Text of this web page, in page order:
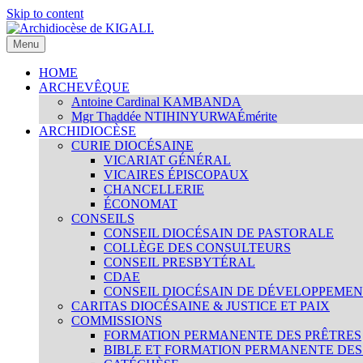
Skip to content
Archidiocèse de KIGALI.
Site internet officiel de l'Archidiocèse Catholique de KIGALI /
Menu
HOME
ARCHEVÊQUE
Antoine Cardinal KAMBANDA
Mgr Thaddée NTIHINYURWAÉmérite
ARCHIDIOCÈSE
CURIE DIOCÉSAINE
VICARIAT GÉNÉRAL
VICAIRES ÉPISCOPAUX
CHANCELLERIE
ÉCONOMAT
CONSEILS
CONSEIL DIOCÉSAIN DE PASTORALE
COLLÈGE DES CONSULTEURS
CONSEIL PRESBYTÉRAL
CDAE
CONSEIL DIOCÉSAIN DE
CARITAS DIOCÉSAINE & JUSTICE ET PAIX
COMMISSIONS
FORMATION PERMANENTE DES PRÊTRES
BIBLE ET FORMATION PERMANENTE